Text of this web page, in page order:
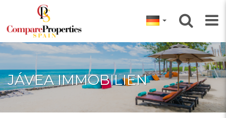
JÁVEA IMMOBILIEN